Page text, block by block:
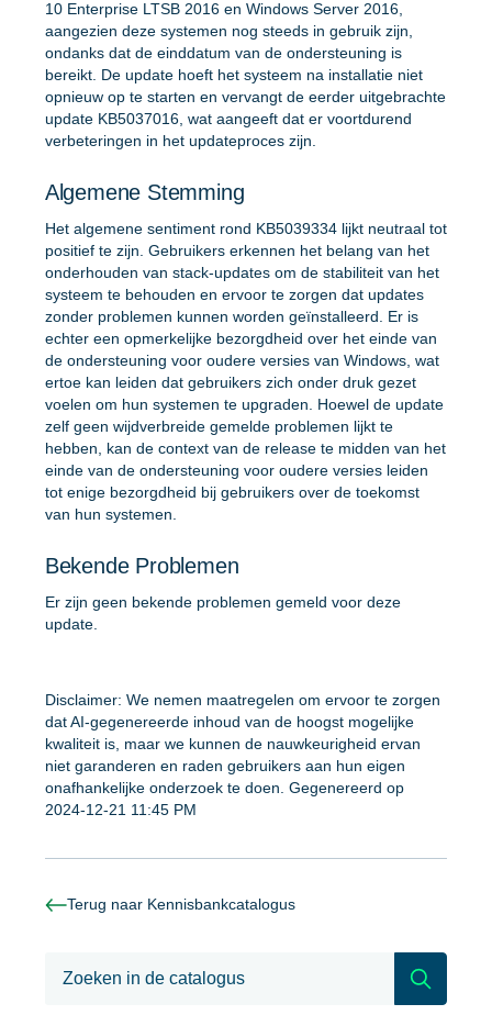
10 Enterprise LTSB 2016 en Windows Server 2016,
aangezien deze systemen nog steeds in gebruik zijn,
ondanks dat de einddatum van de ondersteuning is
bereikt. De update hoeft het systeem na installatie niet
opnieuw op te starten en vervangt de eerder uitgebrachte
update KB5037016, wat aangeeft dat er voortdurend
verbeteringen in het updateproces zijn.
Algemene Stemming
Het algemene sentiment rond KB5039334 lijkt neutraal tot
positief te zijn. Gebruikers erkennen het belang van het
onderhouden van stack-updates om de stabiliteit van het
systeem te behouden en ervoor te zorgen dat updates
zonder problemen kunnen worden geïnstalleerd. Er is
echter een opmerkelijke bezorgdheid over het einde van
de ondersteuning voor oudere versies van Windows, wat
ertoe kan leiden dat gebruikers zich onder druk gezet
voelen om hun systemen te upgraden. Hoewel de update
zelf geen wijdverbreide gemelde problemen lijkt te
hebben, kan de context van de release te midden van het
einde van de ondersteuning voor oudere versies leiden
tot enige bezorgdheid bij gebruikers over de toekomst
van hun systemen.
Bekende Problemen
Er zijn geen bekende problemen gemeld voor deze
update.
Disclaimer: We nemen maatregelen om ervoor te zorgen
dat AI-gegenereerde inhoud van de hoogst mogelijke
kwaliteit is, maar we kunnen de nauwkeurigheid ervan
niet garanderen en raden gebruikers aan hun eigen
onafhankelijke onderzoek te doen. Gegenereerd op
2024-12-21 11:45 PM
Terug naar Kennisbankcatalogus
Zoeken
Aan de slag met NinjaOne AI-
gestuurde KB-analyses!